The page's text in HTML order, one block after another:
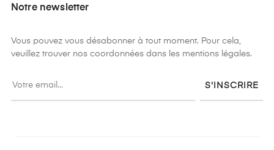
Notre newsletter
Vous pouvez vous désabonner à tout moment. Pour cela,
veuillez trouver nos coordonnées dans les mentions légales.
S'INSCRIRE